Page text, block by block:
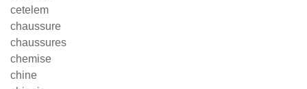
cetelem
chaussure
chaussures
chemise
chine